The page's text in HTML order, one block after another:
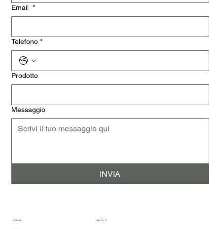
Email *
Telefono *
Prodotto
Messaggio
INVIA
SEZIONI CONTATTI